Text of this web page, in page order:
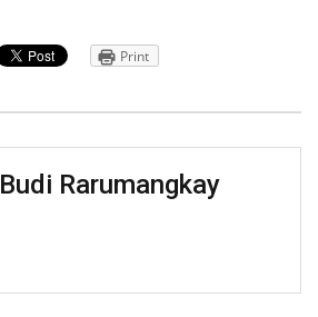
Print
Budi Rarumangkay